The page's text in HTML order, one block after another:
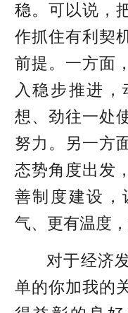
稳。可以说，
作抓住有利契
前提。一方面
入稳步推进
想、劲往一处
努力。另一方
态势角度出发
善制度建设，
气、更有温度
对于经济
单的你加我的